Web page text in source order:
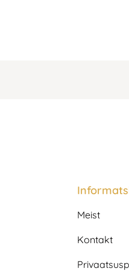
Meist
Kontakt